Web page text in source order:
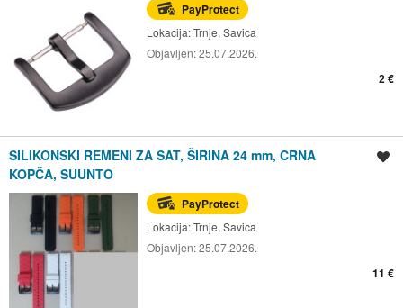
PayProtect
Lokacija:Trnje, Savica
Objavljen:25.07.2026.
2 €
SILIKONSKI REMENI ZA SAT, ŠIRINA 24 mm, CRNA
KOPČA, SUUNTO
PayProtect
Lokacija:Trnje, Savica
Objavljen:25.07.2026.
11 €